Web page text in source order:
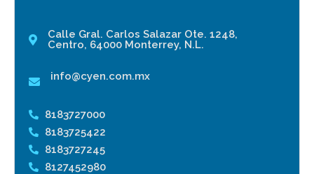
Calle Gral. Carlos Salazar Ote. 1248,
Centro, 64000 Monterrey, N.L.
info@cyen.com.mx
8183727000
8183725422
8183727245
8127452980